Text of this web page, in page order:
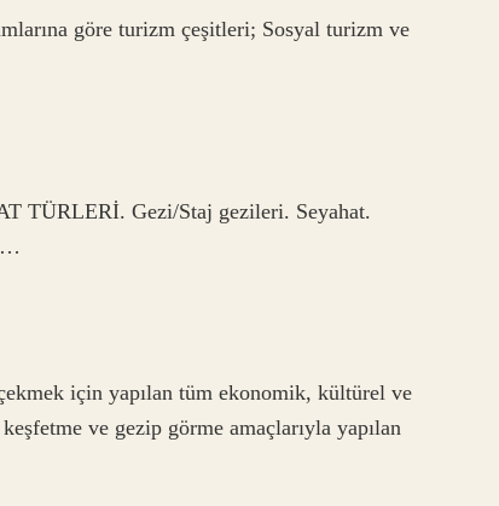
göre turizm çeşitleri; Sosyal turizm ve
TÜRLERİ. Gezi/Staj gezileri. Seyahat.
için yapılan tüm ekonomik, kültürel ve
ve gezip görme amaçlarıyla yapılan